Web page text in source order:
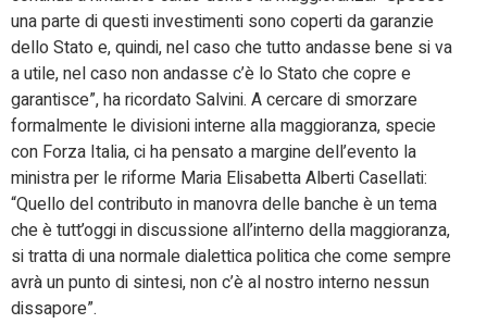
una parte di questi investimenti sono coperti da garanzie
dello Stato e, quindi, nel caso che tutto andasse bene si va
a utile, nel caso non andasse c’è lo Stato che copre e
garantisce”, ha ricordato Salvini. A cercare di smorzare
formalmente le divisioni interne alla maggioranza, specie
con Forza Italia, ci ha pensato a margine dell’evento la
ministra per le riforme Maria Elisabetta Alberti Casellati:
“Quello del contributo in manovra delle banche è un tema
che è tutt’oggi in discussione all’interno della maggioranza,
si tratta di una normale dialettica politica che come sempre
avrà un punto di sintesi, non c’è al nostro interno nessun
dissapore”.